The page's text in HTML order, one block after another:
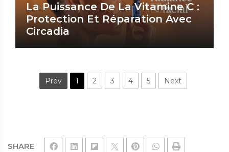
SHARE
La Puissance De La Vitamine C :
Protection Et Réparation Avec
Circadia
Prev 1 2 3 4 5 Next